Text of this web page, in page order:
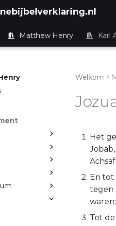
Matthew Henry Karl
Welkom
Het
En tot
tegen
waren;
Tot